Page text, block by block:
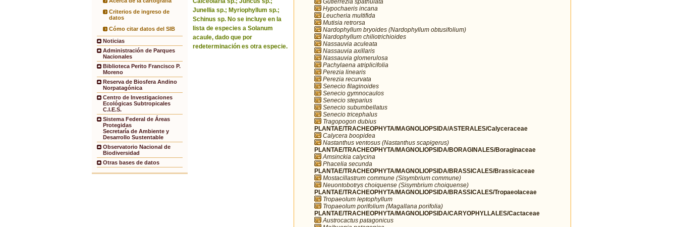
Criterios de ingreso de
datos
Cómo citar datos del SIB
Noticias
Administración de Parques
Nacionales
Biblioteca Perito Francisco P.
Moreno
Reserva de Biosfera Andino
Norpatagónica
Centro de Investigaciones
Ecológicas Subtropicales
C.I.E.S.
Sistema Federal de Áreas
Protegidas
Secretaría de Ambiente y
Desarrollo Sustentable
Observatorio Nacional de
Biodiversidad
Otras bases de datos
Junellia sp.; Myriophyllum sp.;
Schinus sp. No se incluye en la
lista de especies a Solanum
acaule, dado que por
redeterminación es otra especie.
Gutierrezia spathulata
Hypochaeris incana
Leucheria multifida
Mutisia retrorsa
Nardophyllum bryoides (Nardophyllum obtusifolium)
Nardophyllum chiliotrichioides
Nassauvia aculeata
Nassauvia axillaris
Nassauvia glomerulosa
Pachylaena atriplicifolia
Perezia linearis
Perezia recurvata
Senecio filaginoides
Senecio gymnocaulos
Senecio steparius
Senecio subumbellatus
Senecio tricephalus
Tragopogon dubius
PLANTAE/TRACHEOPHYTA/MAGNOLIOPSIDA/ASTERALES/Calyceraceae
Calycera boopidea
Nastanthus ventosus (Nastanthus scapigerus)
PLANTAE/TRACHEOPHYTA/MAGNOLIOPSIDA/BORAGINALES/Boraginaceae
Amsinckia calycina
Phacelia secunda
PLANTAE/TRACHEOPHYTA/MAGNOLIOPSIDA/BRASSICALES/Brassicaceae
Mostacillastrum commune (Sisymbrium commune)
Neuontobotrys choiquense (Sisymbrium choiquense)
PLANTAE/TRACHEOPHYTA/MAGNOLIOPSIDA/BRASSICALES/Tropaeolaceae
Tropaeolum leptophyllum
Tropaeolum porifolium (Magallana porifolia)
PLANTAE/TRACHEOPHYTA/MAGNOLIOPSIDA/CARYOPHYLLALES/Cactaceae
Austrocactus patagonicus